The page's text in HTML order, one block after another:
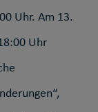
Uhr. Am 13.
Uhr